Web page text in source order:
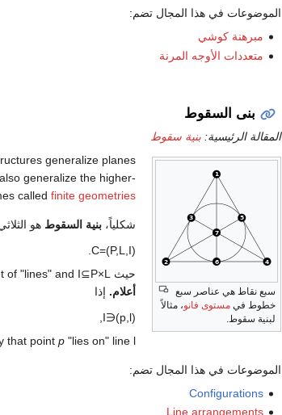
الموضوعات في هذا المجال تضم:
مبرهنة كوشي
متعددات الأوجه المرنة
بنى السقوط
المقالة الرئيسية: بنية سقوط
سبع نقاط هي عناصر سبع
خطوط في مستوى فانو، مثالاً
لبنية سقوط.
generalize planes (such as
generalize the higher-
calledfinite geometries
شكلياً، بنية السقوط هو
C=(P,L I)
.
حيث
of "lines" and I⊆P×L
أعلام. إذا
(
p l
)
∈
I
that pointp "lies on" line l
الموضوعات في هذا المجال تضم:
Configurations
Line arrangements